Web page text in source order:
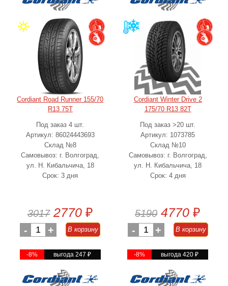
Cordiant Road Runner 155/70
R13 75T
Под заказ 4 шт.
Артикул: 86024443693
Склад №8
Самовывоз: г. Волгоград,
ул. Н. Кибальчича, 18
Срок: 3 дня
3017 2770 ₽
- 1 + В корзину
-8% выгода 247₽
Cordiant Winter Drive 2
175/70 R13 82T
Под заказ >20 шт.
Артикул: 1073785
Склад №10
Самовывоз: г. Волгоград,
ул. Н. Кибальчича, 18
Срок: 4 дня
5190 4770 ₽
- 1 + В корзину
-8% выгода 420₽